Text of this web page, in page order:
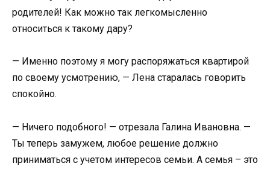
родителей! Как можно так легкомысленно
относиться к такому дару?
— Именно поэтому я могу распоряжаться квартирой
по своему усмотрению, — Лена старалась говорить
спокойно.
— Ничего подобного! — отрезала Галина Ивановна. —
Ты теперь замужем, любое решение должно
приниматься с учетом интересов семьи. А семья – это